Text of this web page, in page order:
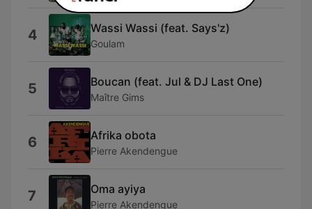
4 Wassi Wassi (feat. Says'z)
Goulam
5 Boucan (feat. Jul & DJ Last One)
Maître Gims
6 Afrika obota
Pierre Akendengue
7 Oma ayiya
Pierre Akendengue